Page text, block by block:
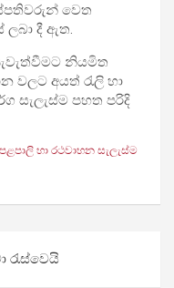
වෙත
දී ඇත.
නියමිත
වලට අයත් රැලි හා
සැලැස්ම පහත පරිදි
හා රථවාහන සැලැස්ම
රැස්වෙයි